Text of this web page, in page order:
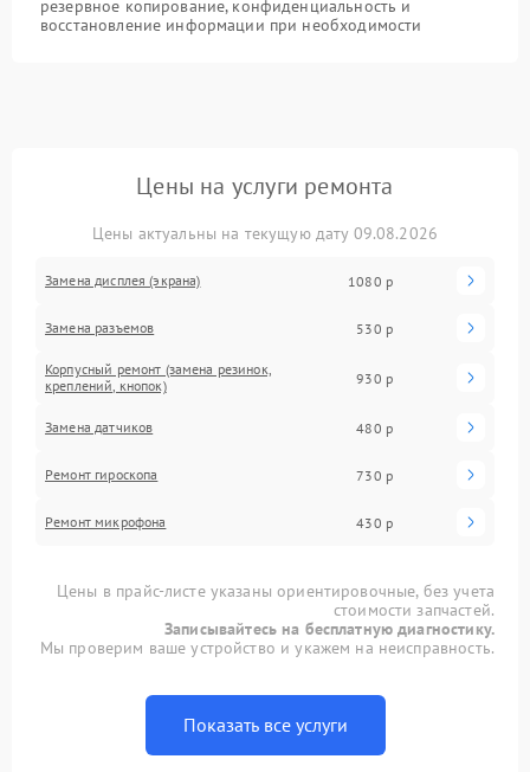
резервное копирование, конфиденциальность и
восстановление информации при необходимости
Цены на услуги ремонта
Цены актуальны на текущую дату 09.08.2026
Замена дисплея (экрана) 1080 р
Замена разъемов 530 р
Корпусный ремонт (замена резинок,
креплений, кнопок)
930 р
Замена датчиков 480 р
Ремонт гироскопа 730 р
Ремонт микрофона 430 р
Цены в прайс-листе указаны ориентировочные, без учета
стоимости запчастей.
Записывайтесь на бесплатную диагностику.
Мы проверим ваше устройство и укажем на неисправность.
Показать все услуги